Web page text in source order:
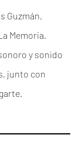
Guzmán,
Memoria.
y sonido
junto con